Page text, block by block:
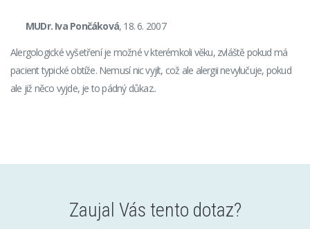
MUDr. Iva Pončáková, 18. 6. 2007
Alergologické vyšetření je možné v kterémkoli věku, zvláště pokud má
pacient typické obtíže. Nemusí nic vyjít, což ale alergii nevylučuje, pokud
ale již něco vyjde, je to pádný důkaz..
Zaujal Vás tento dotaz?